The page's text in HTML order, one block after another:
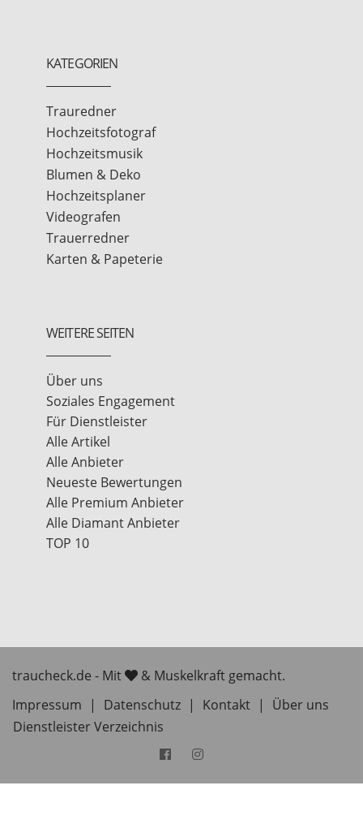
KATEGORIEN
Trauredner
Hochzeitsfotograf
Hochzeitsmusik
Blumen & Deko
Hochzeitsplaner
Videografen
Trauerredner
Karten & Papeterie
WEITERE SEITEN
Über uns
Soziales Engagement
Für Dienstleister
Alle Artikel
Alle Anbieter
Neueste Bewertungen
Alle Premium Anbieter
Alle Diamant Anbieter
TOP 10
traucheck.de - Mit
& Muskelkraft gemacht.
Impressum
| Datenschutz | Kontakt |
Über uns
Dienstleister Verzeichnis